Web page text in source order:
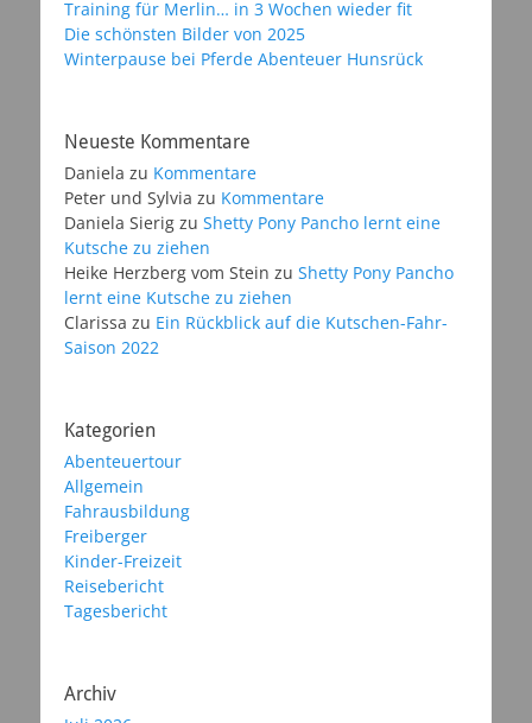
Training für Merlin… in 3 Wochen wieder fit
Die schönsten Bilder von 2025
Winterpause bei Pferde Abenteuer Hunsrück
Neueste Kommentare
Daniela zu Kommentare
Peter und Sylvia zu Kommentare
Daniela Sierig zu Shetty Pony Pancho lernt eine
Kutsche zu ziehen
Heike Herzberg vom Stein zu Shetty Pony Pancho
lernt eine Kutsche zu ziehen
Clarissa zu Ein Rückblick auf die Kutschen-Fahr-
Saison 2022
Kategorien
Abenteuertour
Allgemein
Fahrausbildung
Freiberger
Kinder-Freizeit
Reisebericht
Tagesbericht
Archiv